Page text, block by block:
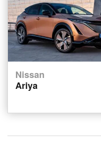
Nissan
Ariya